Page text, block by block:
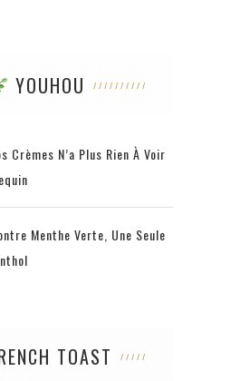
YOUHOU
Crèmes N’a Plus Rien À Voir
Menthe Verte, Une Seule
TOAST